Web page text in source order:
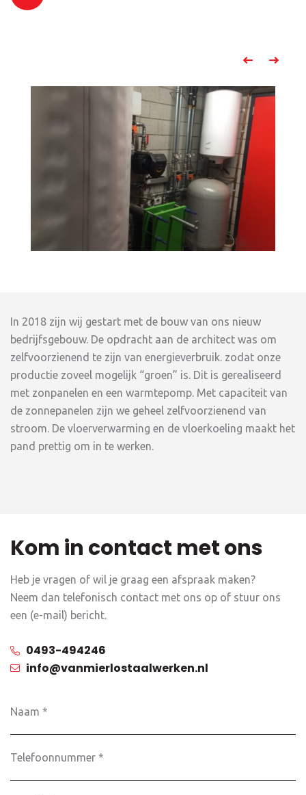
In 2018 zijn wij gestart met de bouw van ons nieuw
bedrijfsgebouw. De opdracht aan de architect was om
zelfvoorzienend te zijn van energieverbruik. zodat onze
productie zoveel mogelijk “groen” is. Dit is gerealiseerd
met zonpanelen en een warmtepomp. Met capaciteit van
de zonnepanelen zijn we geheel zelfvoorzienend van
stroom. De vloerverwarming en de vloerkoeling maakt het
pand prettig om in te werken.
Kom in contact met ons
Heb je vragen of wil je graag een afspraak maken?
Neem dan telefonisch contact met ons op of stuur ons
een (e-mail) bericht.
0493-494246
info@vanmierlostaalwerken.nl